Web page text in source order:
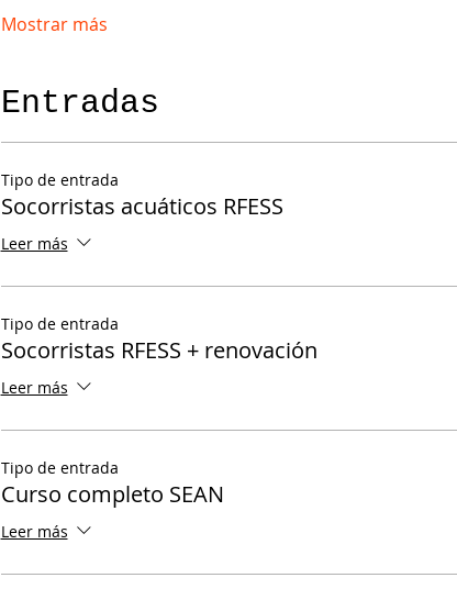
Mostrar más
Entradas
Tipo de entrada
Socorristas acuáticos RFESS
Leer más
Tipo de entrada
Socorristas RFESS + renovación
Leer más
Tipo de entrada
Curso completo SEAN
Leer más